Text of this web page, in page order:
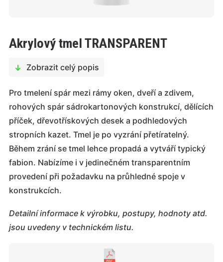
Akrylový tmel TRANSPARENT
Zobrazit celý popis
Pro tmelení spár mezi rámy oken, dveří a zdivem,
rohových spár sádrokartonových konstrukcí, dělících
příček, dřevotřískových desek a podhledových
stropních kazet. Tmel je po vyzrání přetíratelný.
Během zrání se tmel lehce propadá a vytváří typický
fabion. Nabízíme i v jedinečném transparentním
provedení při požadavku na průhledné spoje v
konstrukcích.
Detailní informace k výrobku, postupy, hodnoty atd.
jsou uvedeny v technickém listu.